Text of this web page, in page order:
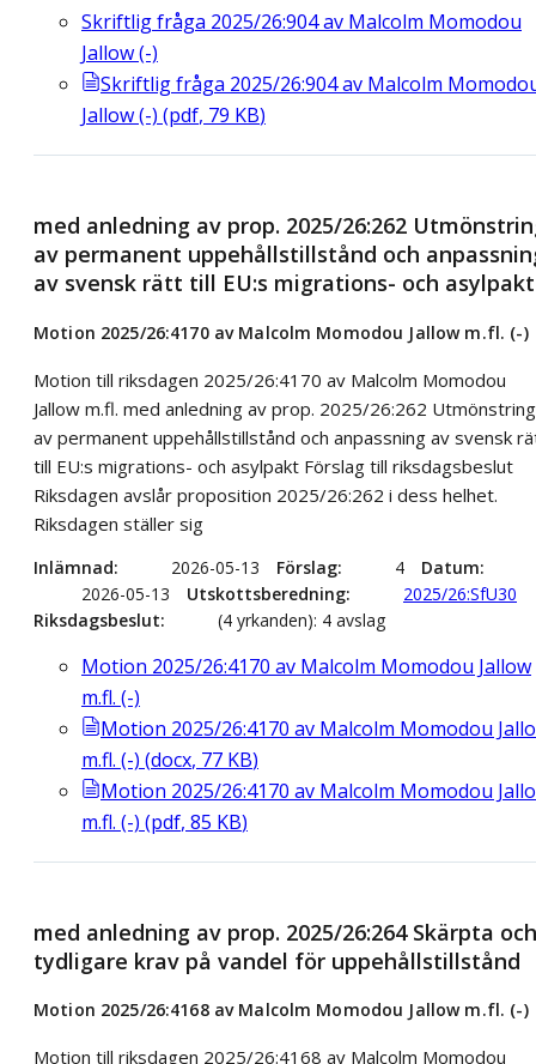
Skriftlig fråga 2025/26:904 av Malcolm Momodou
Jallow (-)
Skriftlig fråga 2025/26:904 av Malcolm
Jallow (-) (pdf, 79 KB)
med anledning av prop. 2025/26:262
av permanent uppehållstillstånd och
av svensk rätt till EU:s migrations- och asylpakt
Motion 2025/26:4170 av Malcolm Momodou Jallow m.fl. (-)
Motion till riksdagen 2025/26:4170 av Malcolm Momodou
Jallow m.fl. med anledning av prop. 2025/26:262 Utmönstring
av permanent uppehållstillstånd och anpassning av svensk
till EU:s migrations- och asylpakt Förslag till riksdagsbeslut
Riksdagen avslår proposition 2025/26:262 i dess helhet.
Riksdagen ställer sig
Inlämnad 2026-05-13 Förslag 4
Datum
2026-05-13
Utskottsberedning
2025/26:SfU30
Riksdagsbeslut
(4 yrkanden): 4 avslag
Motion 2025/26:4170 av Malcolm Momodou Jallow
m.fl. (-)
Motion 2025/26:4170 av Malcolm Momodou
m.fl. (-) (docx, 77 KB)
Motion 2025/26:4170 av Malcolm Momodou
m.fl. (-) (pdf, 85 KB)
med anledning av prop. 2025/26:264 Skärpta och
tydligare krav på vandel för uppehållstillstånd
Motion 2025/26:4168 av Malcolm Momodou Jallow m.fl. (-)
Motion till riksdagen 2025/26:4168 av Malcolm Momodou